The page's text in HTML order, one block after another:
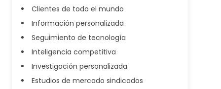
Clientes de todo el mundo
Información personalizada
Seguimiento de tecnología
Inteligencia competitiva
Investigación personalizada
Estudios de mercado sindicados